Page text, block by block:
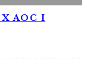
AOC I